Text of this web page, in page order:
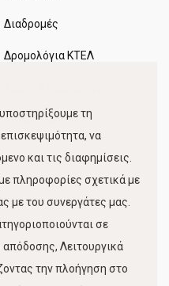
Διαδρομές
Δρομολόγια ΚΤΕΛ
Κίνηση Λιμένοςτη
να
και τις διαφημίσεις.
πληροφορίες σχετικά με
με του συνεργάτες μας.
σε
Λειτουργικά
την πλοήγηση στο